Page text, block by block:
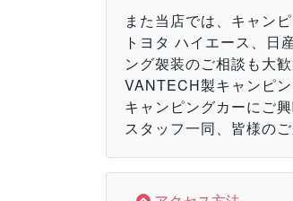
また当店では、キャン
トヨタ ハイエース、
ング袈装のご相談も大
VANTECH製キャンピ
キャンピングカーにご
スタッフ一同、皆様の